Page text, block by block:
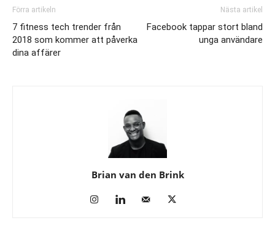
Förra artikeln
7 fitness tech trender från
2018 som kommer att påverka
dina affärer
Nästa artikel
Facebook tappar stort bland
unga användare
Brian van den Brink